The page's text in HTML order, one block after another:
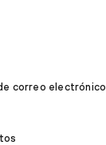
correo electrónico